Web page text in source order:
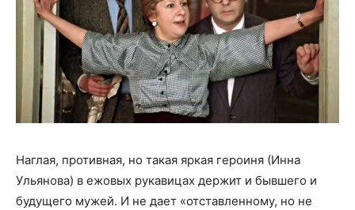
Наглая, противная, но такая яркая героиня (Инна
Ульянова) в ежовых рукавицах держит и бывшего и
будущего мужей. И не дает «отставленному, но не